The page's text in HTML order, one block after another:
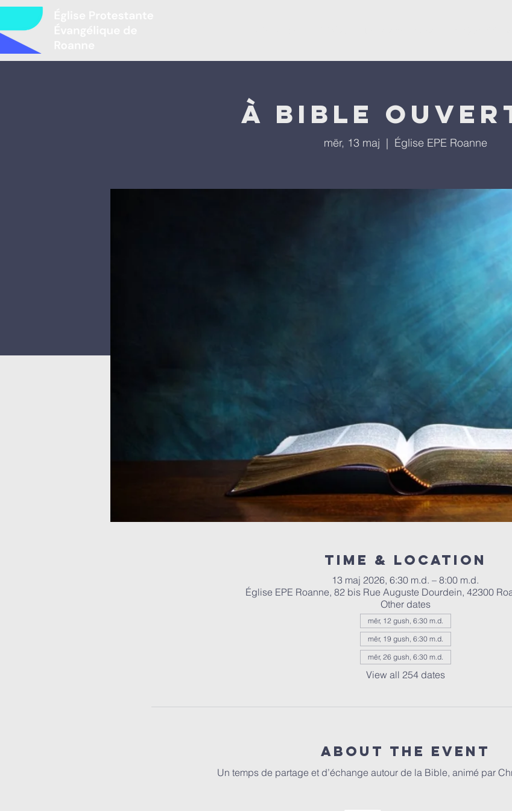
À bible
mër, 13 maj
  |
Église EPE Roanne
Time & Location
13 maj 2026, 6:30 m.d. – 8:00 m.d.
Église EPE Roanne, 82 bis Rue Auguste Dourdein, 42300
Other dates
mër, 12 gush, 6:30 m.d.
mër, 19 gush, 6:30 m.d.
mër, 26 gush, 6:30 m.d.
View all 254 dates
About the event
Un temps de partage et d’échange autour de la Bible, animé par